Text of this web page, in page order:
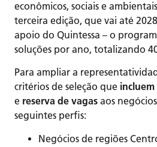
econômicos, sociais e
terceira edição, que vai até
apoio do Quintessa – o
soluções por ano, totalizando
Para ampliar a
critérios de seleção que
e reserva de vagas aos
seguintes perfis:
Negócios de regiões